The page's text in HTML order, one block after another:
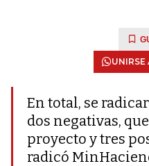
UNIRSE
En total, se
dos negativas,
proyecto y tres
radicó